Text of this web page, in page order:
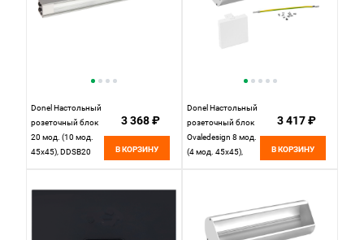
Donel Настольный
розеточный блок
20 мод. (10 мод.
45х45), DDSB20
3 368 ₽
В КОРЗИНУ
Donel Настольный
розеточный блок
Ovaledesign 8 мод.
(4 мод. 45х45),
3 417 ₽
В КОРЗИНУ